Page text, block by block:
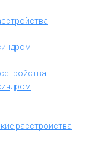
расстройства